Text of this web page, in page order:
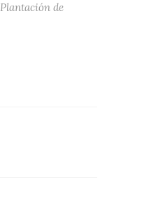
Plantación de